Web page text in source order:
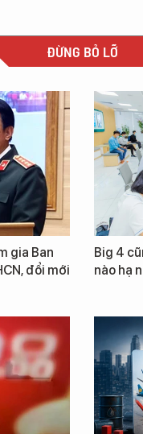
ĐỪNG BỎ LỠ
gia Ban
đổi mới
Big 4
nào hạ